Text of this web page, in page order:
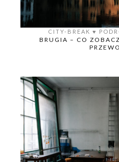
CITY-BREAK ♥️
BRUGIA – CO